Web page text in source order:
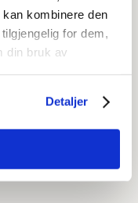
kombinere den
for dem,
din bruk av
Detaljer